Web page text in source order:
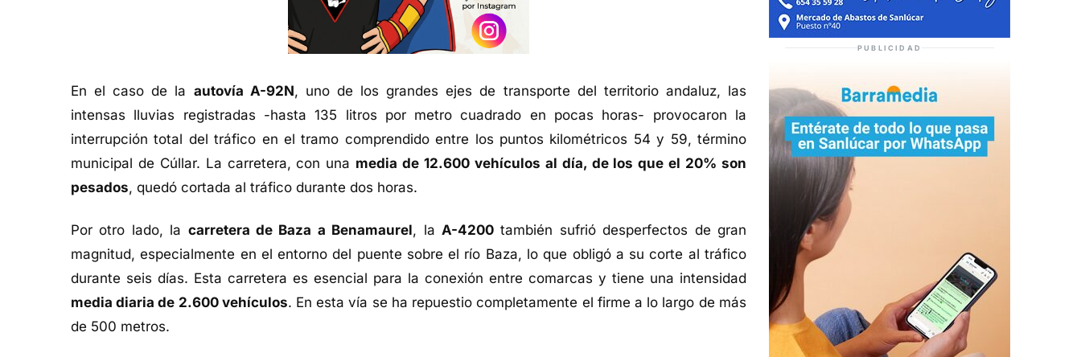
En el caso de la autovía A-92N, uno de los grandes ejes de transporte del territorio andaluz, las
intensas lluvias registradas -hasta 135 litros por metro cuadrado en pocas horas- provocaron la
interrupción total del tráfico en el tramo comprendido entre los puntos kilométricos 54 y 59, término
municipal de Cúllar. La carretera, con una media de 12.600 vehículos al día, de los que el 20% son
pesados, quedó cortada al tráfico durante dos horas.
Por otro lado, la carretera de Baza a Benamaurel, la A-4200 también sufrió desperfectos de gran
magnitud, especialmente en el entorno del puente sobre el río Baza, lo que obligó a su corte al tráfico
durante seis días. Esta carretera es esencial para la conexión entre comarcas y tiene una intensidad
media diaria de 2.600 vehículos. En esta vía se ha repuestio completamente el firme a lo largo de más
de 500 metros.
PUBLICIDAD